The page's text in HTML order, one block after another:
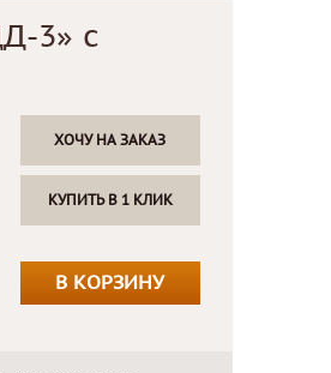
3» с
ХОЧУ НА ЗАКАЗ
КУПИТЬ В 1 КЛИК
В КОРЗИНУ